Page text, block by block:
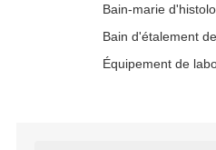
Bain-marie
Bain d'étalement
Équipement de